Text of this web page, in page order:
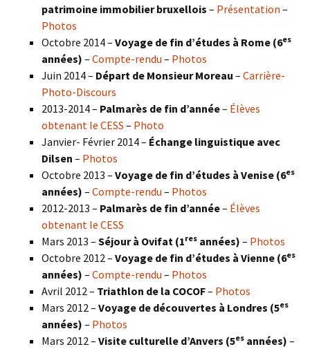
patrimoine immobilier bruxellois – Présentation –
Photos
Octobre 2014 – Voyage de fin d’études à Rome (6es
années) – Compte-rendu – Photos
Juin 2014 – Départ de Monsieur Moreau – Carrière-
Photo-Discours
2013-2014 – Palmarès de fin d’année– Élèves
obtenant le CESS – Photo
Janvier- Février 2014 – Échange linguistique avec
Dilsen – Photos
Octobre 2013 – Voyage de fin d’études à Venise (6es
années) – Compte-rendu – Photos
2012-2013 – Palmarès de fin d’année– Élèves
obtenant le CESS
Mars 2013 – Séjour à Ovifat (1res années) – Photos
Octobre 2012 – Voyage de fin d’études à Vienne (6es
années) – Compte-rendu – Photos
Avril 2012 – Triathlon de la COCOF– Photos
Mars 2012 – Voyage de découvertes à Londres (5es
années) – Photos
Mars 2012 – Visite culturelle d’Anvers (5es années) –